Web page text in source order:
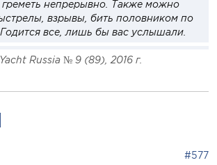
греметь непрерывно. Также можно
взрывы, бить половником по
все, лишь бы вас услышали.
Russia № 9 (89), 2016 г.
#577